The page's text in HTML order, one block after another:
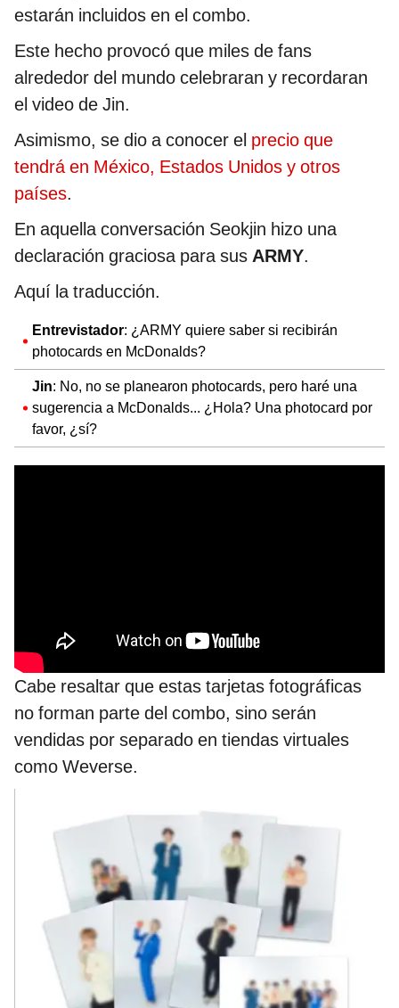
estarán incluidos en el combo.
Este hecho provocó que miles de fans
alrededor del mundo celebraran y recordaran
el video de Jin.
Asimismo, se dio a conocer el precio que
tendrá en México, Estados Unidos y otros
países.
En aquella conversación Seokjin hizo una
declaración graciosa para sus ARMY.
Aquí la traducción.
Entrevistador: ¿ARMY quiere saber si recibirán
photocards en McDonalds?
Jin: No, no se planearon photocards, pero haré una
sugerencia a McDonalds... ¿Hola? Una photocard por
favor, ¿sí?
Cabe resaltar que estas tarjetas fotográficas
no forman parte del combo, sino serán
vendidas por separado en tiendas virtuales
como Weverse.